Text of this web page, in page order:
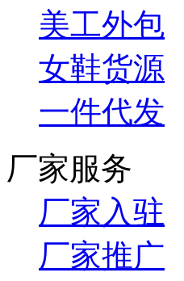
美工外包
女鞋货源
一件代发
厂家服务
厂家入驻
厂家推广